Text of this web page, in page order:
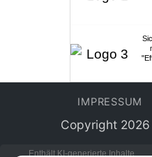
IMPRESSUM
Copyright